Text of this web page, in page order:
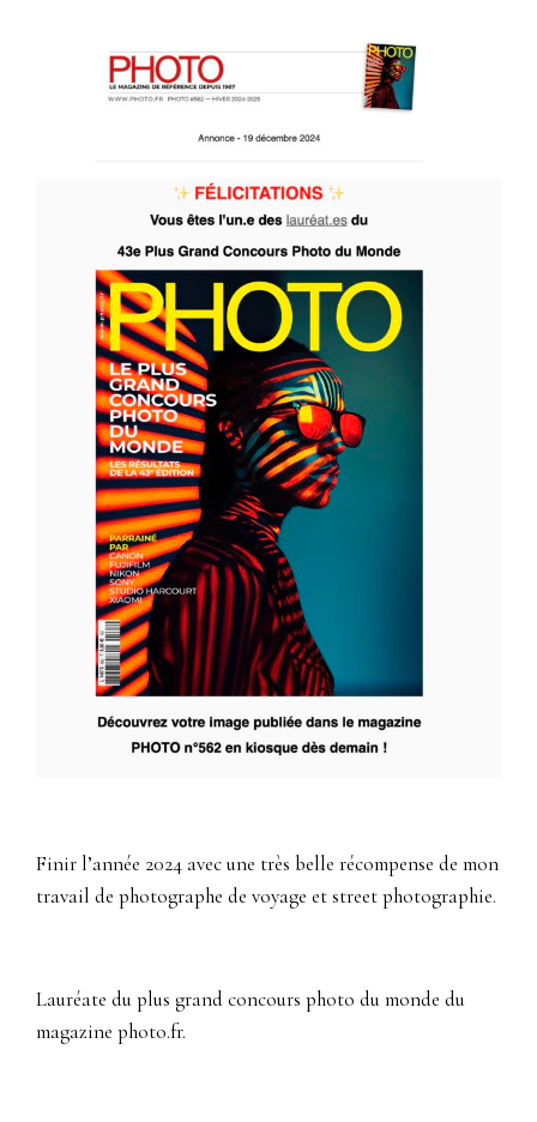
Finir l’année 2024 avec une très belle récompense de mon
travail de photographe de voyage et street photographie.
Lauréate du plus grand concours photo du monde du
magazine photo.fr.